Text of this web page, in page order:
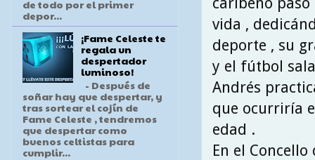
vida ,
deporte , su
y el fútbol
Andrés
que ocurriría
edad .
En el
de todo por el primer
depor...
¡Fame Celeste te
regala un
despertador
luminoso!
- Después de
soñar hay que despertar, y
tras sortear el cojín de
Fame Celeste , tendremos
que despertar como
buenos celtistas para
cumplir...